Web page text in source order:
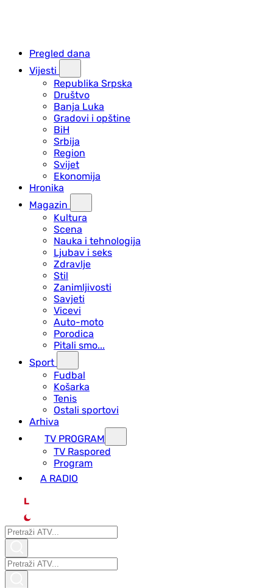
Pregled dana
Vijesti
Republika Srpska
Društvo
Banja Luka
Gradovi i opštine
BiH
Srbija
Region
Svijet
Ekonomija
Hronika
Magazin
Kultura
Scena
Nauka i tehnologija
Ljubav i seks
Zdravlje
Stil
Zanimljivosti
Savjeti
Vicevi
Auto-moto
Porodica
Pitali smo...
Sport
Fudbal
Košarka
Tenis
Ostali sportovi
Arhiva
TV PROGRAM
ТV Raspored
Program
A RADIO
L